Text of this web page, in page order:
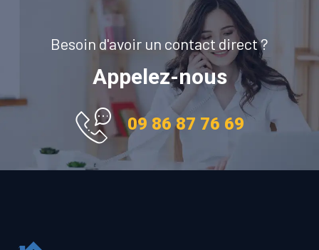
Besoin d'avoir un contact direct ?
Appelez-nous
09 86 87 76 69